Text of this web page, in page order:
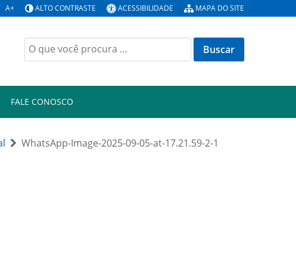
A+ ALTO CONTRASTE ACESSIBILIDADE MAPA DO SITE
Buscar
por:
FALE CONOSCO
WhatsApp-Image-2025-09-05-at-17.21.59-2-1